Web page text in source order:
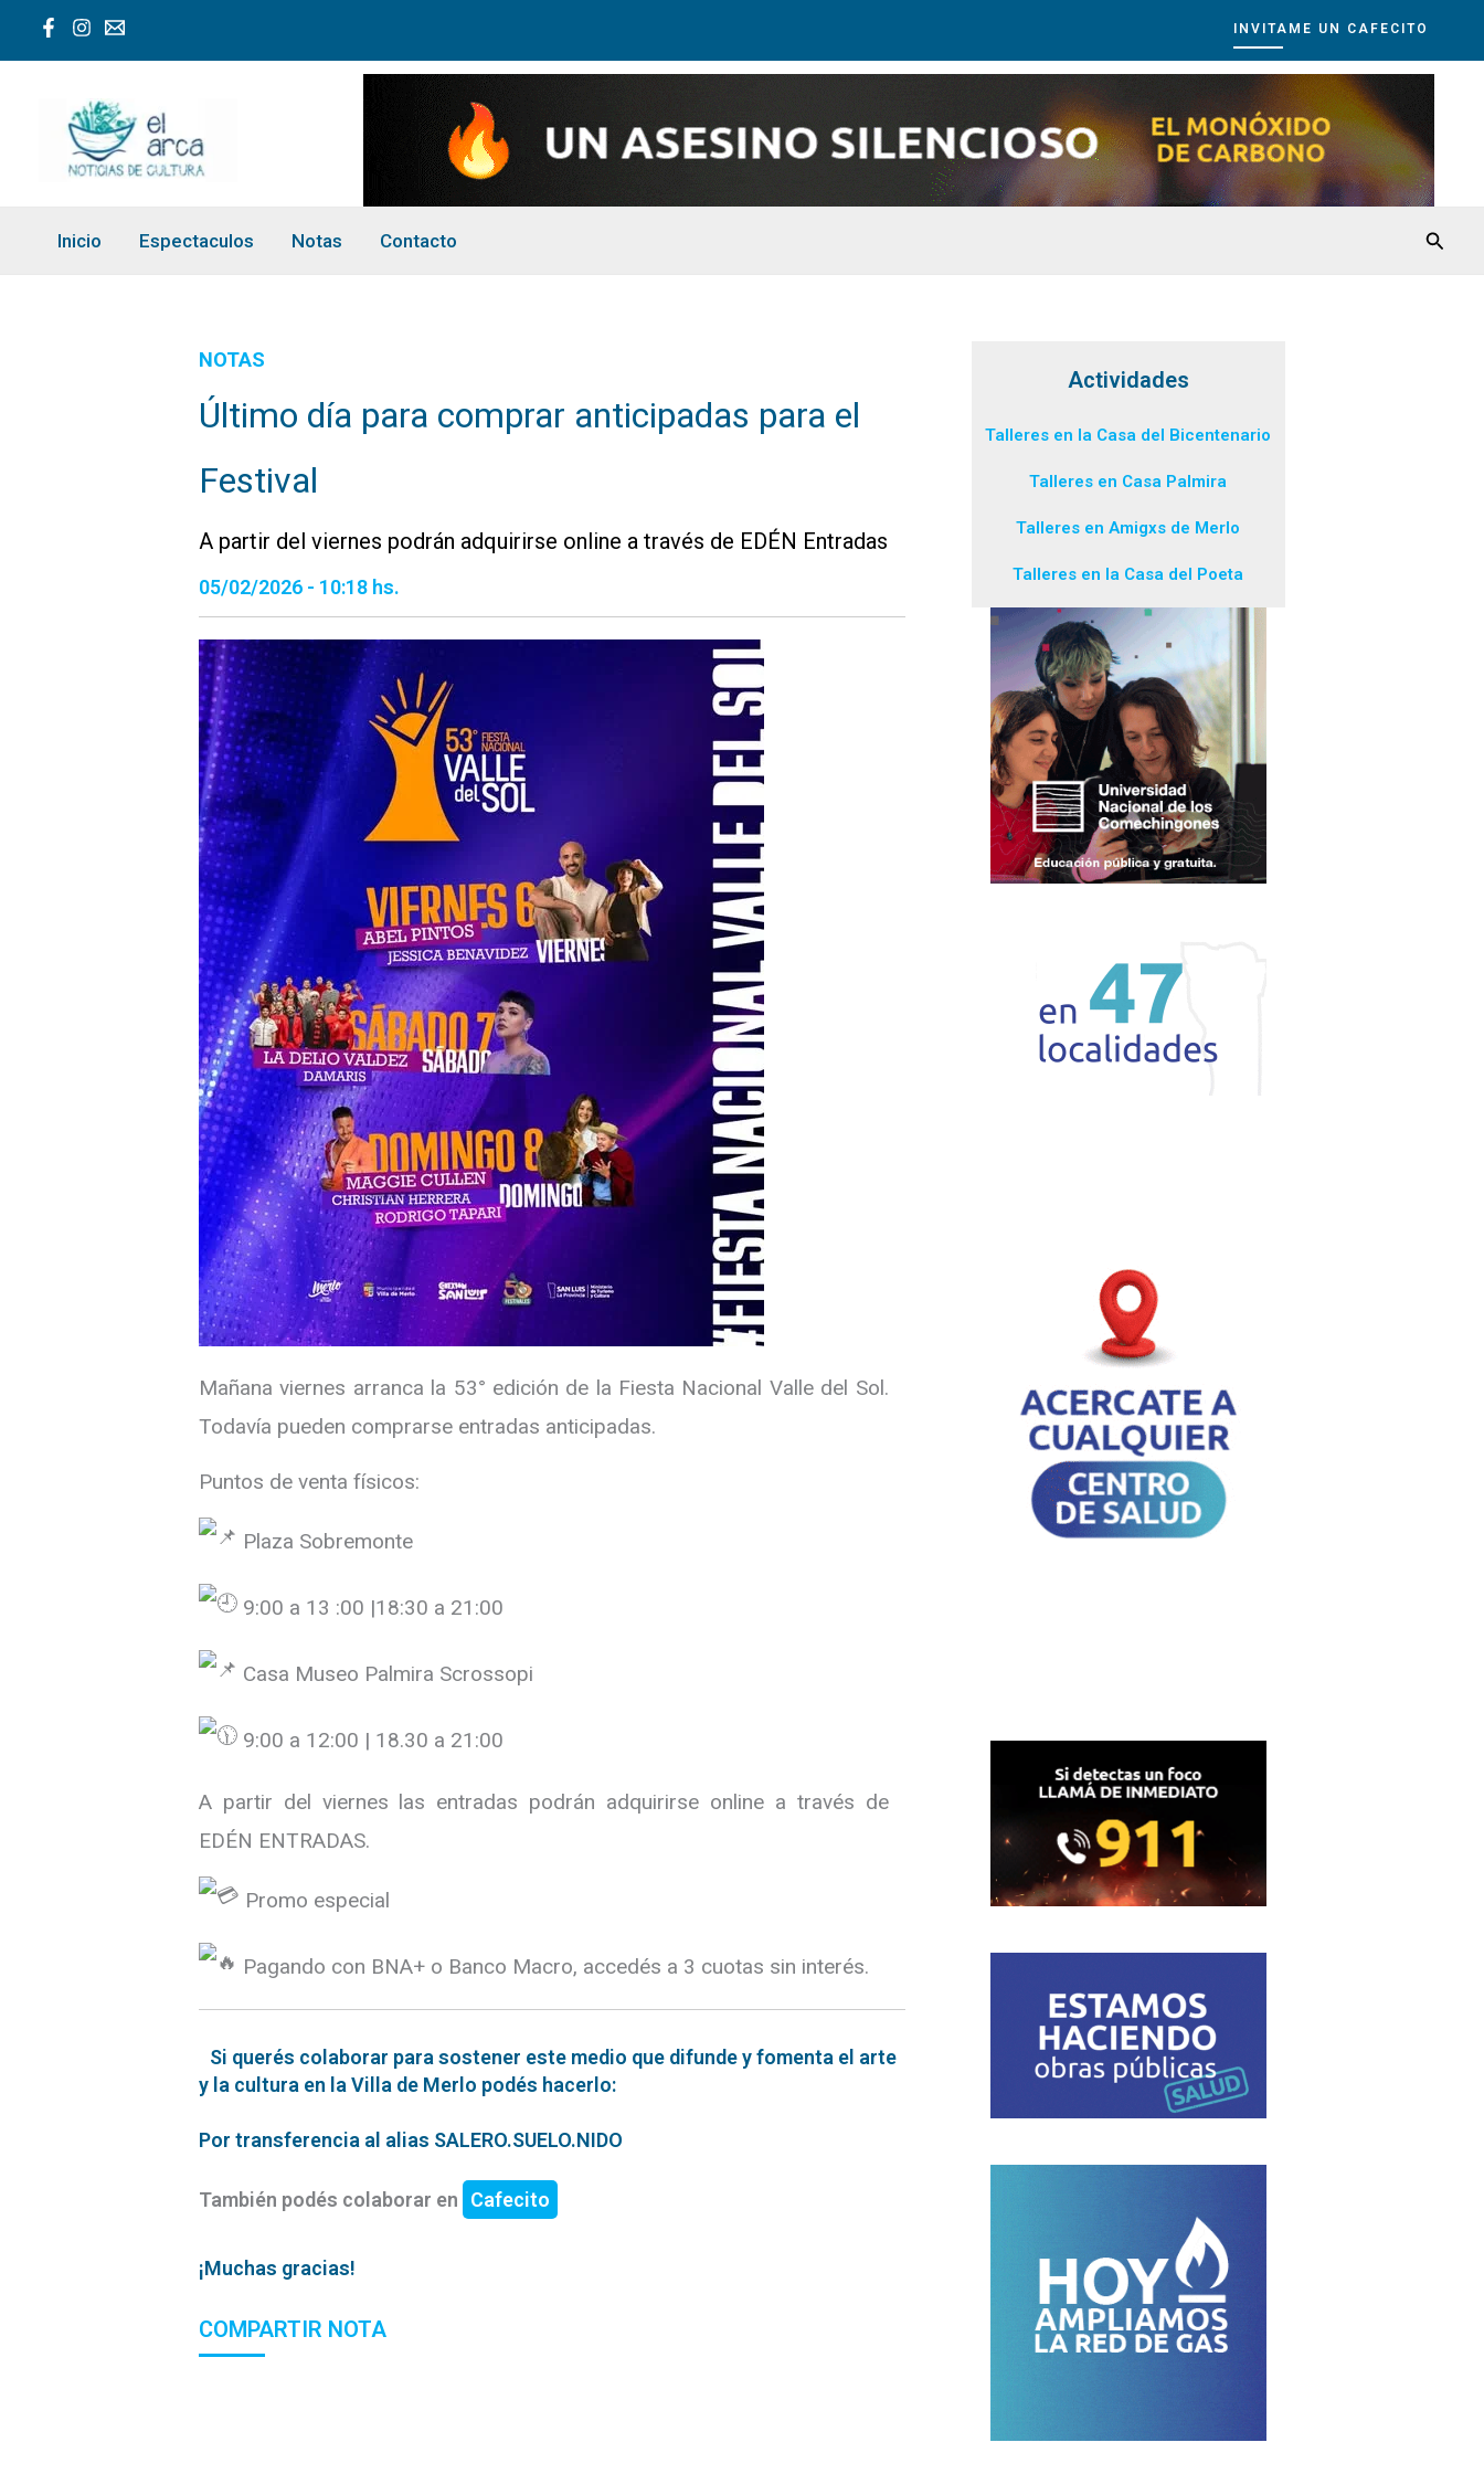
INVITAME UN CAFECITO
Inicio Espectaculos Notas Contacto
NOTAS
Último día para comprar anticipadas para el
Festival
A partir del viernes podrán adquirirse online a través de EDÉN Entradas
05/02/2026 - 10:18 hs.
Mañana viernes arranca la 53° edición de la Fiesta Nacional Valle del Sol.
Todavía pueden comprarse entradas anticipadas.
Puntos de venta físicos:
Plaza Sobremonte
9:00 a 13 :00 |18:30 a 21:00
Casa Museo Palmira Scrossopi
9:00 a 12:00 | 18.30 a 21:00
A partir del viernes las entradas podrán adquirirse online a través de
EDÉN ENTRADAS.
Promo especial
Pagando con BNA+ o Banco Macro, accedés a 3 cuotas sin interés.
Si querés colaborar para sostener este medio que difunde y fomenta el arte
y la cultura en la Villa de Merlo podés hacerlo:
Por transferencia al alias SALERO.SUELO.NIDO
También podés colaborar en Cafecito
¡Muchas gracias!
COMPARTIR NOTA
Actividades
Talleres en la Casa del Bicentenario
Talleres en Casa Palmira
Talleres en Amigxs de Merlo
Talleres en la Casa del Poeta